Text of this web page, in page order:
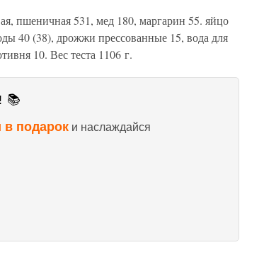
пшеничная 531, мед 180, маргарин 55. яйцо
40 (38), дрожжи прессованные 15, вода для
10. Вес теста 1106 г.
📚
в подарок и наслаждайся